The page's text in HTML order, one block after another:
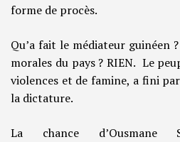
forme de procès.
Qu’a fait le médiateur guinéen
morales du pays ? RIEN. Le
violences et de famine, a fini
la dictature.
La chance d’Ousmane